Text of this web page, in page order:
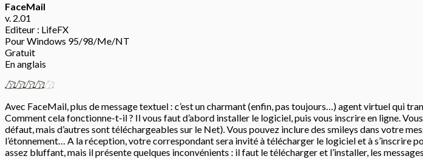
FaceMail
v. 2.01
Editeur : LifeFX
Pour Windows 95/98/Me/NT
Gratuit
En anglais
Avec FaceMail, plus de message textuel : c’est un charmant (enfin, pas toujours…) agent virtuel qui
Comment cela fonctionne-t-il ? Il vous faut d’abord installer le logiciel, puis vous inscrire en ligne.
défaut, mais d’autres sont téléchargeables sur le Net). Vous pouvez inclure des smileys dans votre
l’étonnement… A la réception, votre correspondant sera invité à télécharger le logiciel et à s’inscrire
assez bluffant, mais il présente quelques inconvénients : il faut le télécharger et l’installer, les